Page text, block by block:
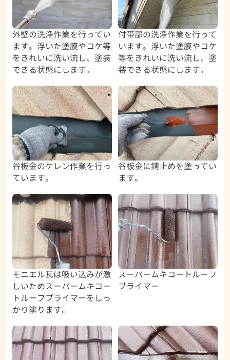
外壁の洗浄作業を行ってい
ます。浮いた塗膜やコケ等
をきれいに洗い流し、塗装
できる状態にします。
付帯部の洗浄作業を行って
います。浮いた塗膜やコケ
等をきれいに洗い流し、塗
装できる状態にします。
谷板金のケレン作業を行っ
ています。
谷板金に錆止めを塗ってい
ます。
モニエル瓦は吸い込みが激
しいためスーパームキコー
トルーフプライマーをしっ
かり塗ります。
スーパームキコートルーフ
プライマー